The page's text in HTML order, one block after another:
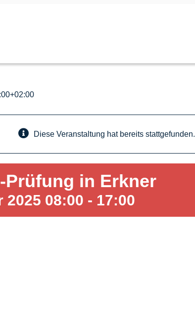
Diese Veranstaltung hat bereits stattgefunden.
Prüfung in Erkner
2025 08:00 - 17:00